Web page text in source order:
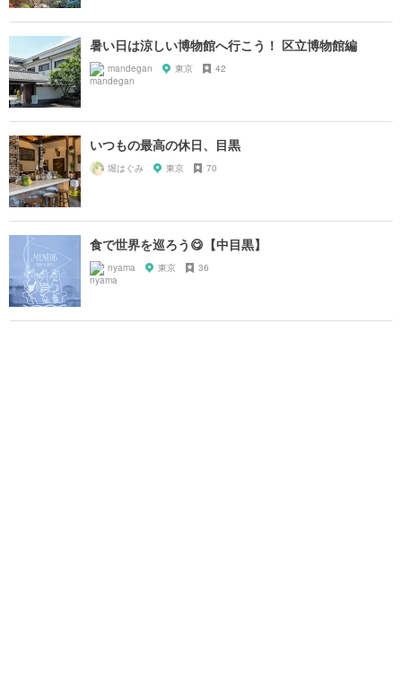
暑い日は涼しい博物館へ行こう！ 区立博物館編
mandegan 東京 42
いつもの最高の休日、目黒
堀はぐみ 東京 70
食で世界を巡ろう😋【中目黒】
nyama 東京 36